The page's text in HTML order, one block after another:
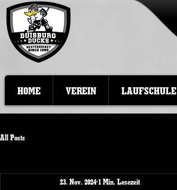
HOME VEREIN LAUFSCHULE
All Posts
23. Nov. 2024 1 Min. Lesezeit